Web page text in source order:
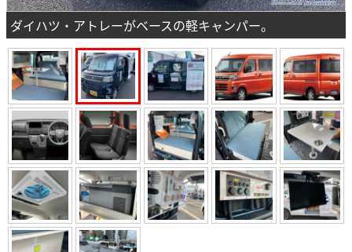
ダイハツ・アトレーがベースの軽キャンパー。